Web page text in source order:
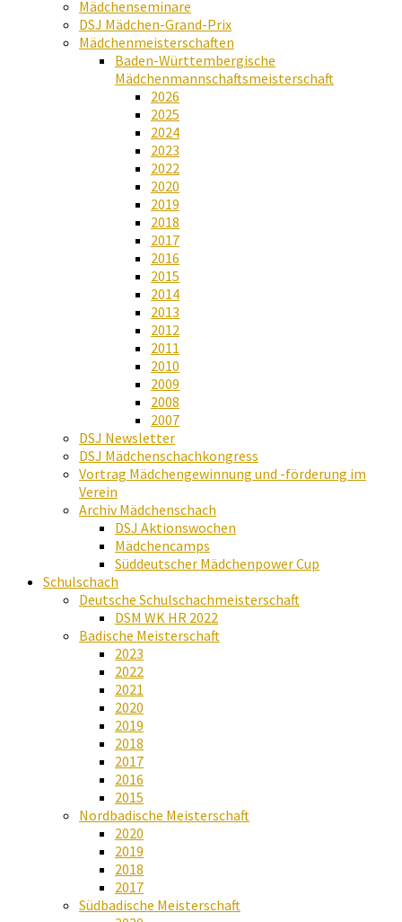
Mädchenseminare
DSJ Mädchen-Grand-Prix
Mädchenmeisterschaften
Baden-Württembergische
Mädchenmannschaftsmeisterschaft
2026
2025
2024
2023
2022
2020
2019
2018
2017
2016
2015
2014
2013
2012
2011
2010
2009
2008
2007
DSJ Newsletter
DSJ Mädchenschachkongress
Vortrag Mädchengewinnung und -förderung im
Verein
Archiv Mädchenschach
DSJ Aktionswochen
Mädchencamps
Süddeutscher Mädchenpower Cup
Schulschach
Deutsche Schulschachmeisterschaft
DSM WK HR 2022
Badische Meisterschaft
2023
2022
2021
2020
2019
2018
2017
2016
2015
Nordbadische Meisterschaft
2020
2019
2018
2017
Südbadische Meisterschaft